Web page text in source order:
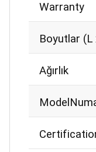
Warranty
Boyutlar (L
Ağırlık